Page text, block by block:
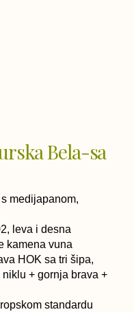
Bela-sa
medijapanom,
leva i desna
kamena vuna
HOK sa tri šipa,
+ gornja brava +
standardu